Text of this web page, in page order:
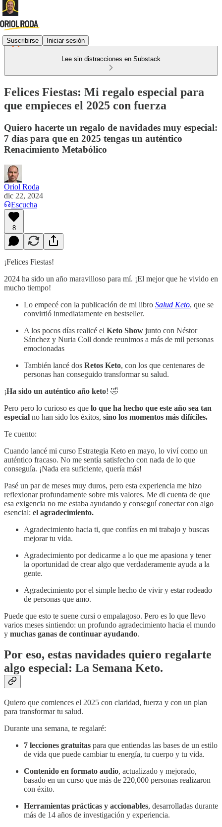
Suscribirse Iniciar sesión
Lee sin distracciones en Substack
Felices Fiestas: Mi regalo especial para
que empieces el 2025 con fuerza
Quiero hacerte un regalo de navidades muy especial:
7 días para que en 2025 tengas un auténtico
Renacimiento Metabólico
Oriol Roda
dic 22, 2024
Escucha
8
¡Felices Fiestas!
2024 ha sido un año maravilloso para mí. ¡El mejor que he vivido en
mucho tiempo!
Lo empecé con la publicación de mi libro Salud Keto, que se
convirtió inmediatamente en bestseller.
A los pocos días realicé el Keto Show junto con Néstor
Sánchez y Nuria Coll donde reunimos a más de mil personas
emocionadas
También lancé dos Retos Keto, con los que centenares de
personas han conseguido transformar su salud.
¡Ha sido un auténtico año keto! 🤣
Pero pero lo curioso es que lo que ha hecho que este año sea tan
especial no han sido los éxitos, sino los momentos más difíciles.
Te cuento:
Cuando lancé mi curso Estrategia Keto en mayo, lo viví como un
auténtico fracaso. No me sentía satisfecho con nada de lo que
conseguía. ¡Nada era suficiente, quería más!
Pasé un par de meses muy duros, pero esta experiencia me hizo
reflexionar profundamente sobre mis valores. Me di cuenta de que
esa exigencia no me estaba ayudando y conseguí conectar con algo
esencial: el agradecimiento.
Agradecimiento hacia ti, que confías en mi trabajo y buscas
mejorar tu vida.
Agradecimiento por dedicarme a lo que me apasiona y tener
la oportunidad de crear algo que verdaderamente ayuda a la
gente.
Agradecimiento por el simple hecho de vivir y estar rodeado
de personas que amo.
Puede que esto te suene cursi o empalagoso. Pero es lo que llevo
varios meses sintiendo: un profundo agradecimiento hacia el mundo
y muchas ganas de continuar ayudando.
Por eso, estas navidades quiero regalarte
algo especial: La Semana Keto.
Quiero que comiences el 2025 con claridad, fuerza y con un plan
para transformar tu salud.
Durante una semana, te regalaré:
7 lecciones gratuitas para que entiendas las bases de un estilo
de vida que puede cambiar tu energía, tu cuerpo y tu vida.
Contenido en formato audio, actualizado y mejorado,
basado en un curso que más de 220,000 personas realizaron
con éxito.
Herramientas prácticas y accionables, desarrolladas durante
más de 14 años de investigación y experiencia.